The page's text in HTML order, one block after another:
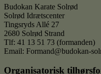
Budokan Karate Solrød
Solrød Idrætscenter
Tingsryds Allé 27
2680 Solrød Strand
Tlf: 41 13 51 73 (formanden)
Email: Formand@budokan-
Organisatorisk